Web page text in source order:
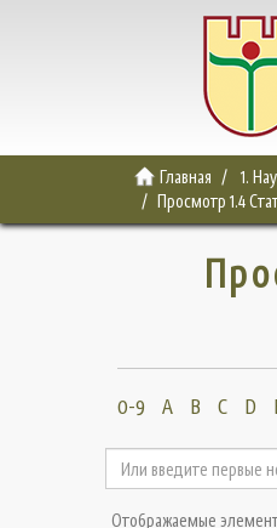
Главная 1.
Просмотр 1.4
0-9 A B C D
Отображаемые